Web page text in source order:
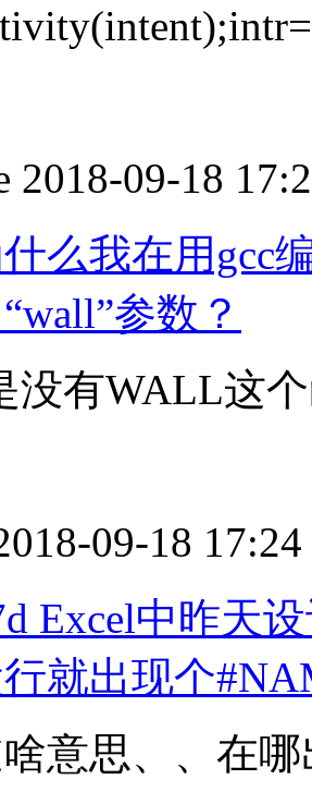
2018-09-18
么我在用gcc
参数？
没有WALL这
09-18 17:24
Excel中昨天
就出现个
意思、、在